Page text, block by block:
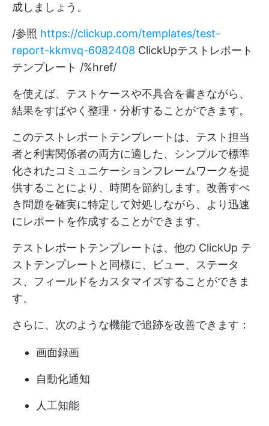
成しましょう。
/参照 https://clickup.com/templates/test-
report-kkmvq-6082408 ClickUpテストレポート
テンプレート /%href/
を使えば、テストケースや不具合を書きながら、
結果をすばやく整理・分析することができます。
このテストレポートテンプレートは、テスト担当
者と利害関係者の両方に適した、シンプルで標準
化されたコミュニケーションフレームワークを提
供することにより、時間を節約します。改善すべ
き問題を確実に特定して対処しながら、より迅速
にレポートを作成することができます。
テストレポートテンプレートは、他の ClickUp テ
ストテンプレートと同様に、ビュー、ステータ
ス、フィールドをカスタマイズすることができま
す。
さらに、次のような機能で追跡を改善できます：
画面録画
自動化通知
人工知能